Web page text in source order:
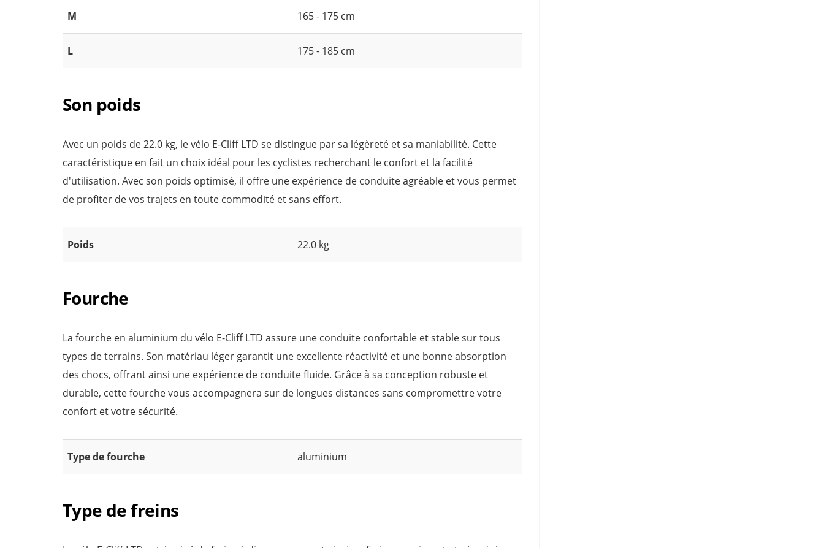
M 165 - 175 cm
L 175 - 185 cm
Son poids
Avec un poids de 22.0 kg, le vélo E-Cliff LTD se distingue par sa légèreté et sa maniabilité. Cette
caractéristique en fait un choix idéal pour les cyclistes recherchant le confort et la facilité
d'utilisation. Avec son poids optimisé, il offre une expérience de conduite agréable et vous permet
de profiter de vos trajets en toute commodité et sans effort.
Poids 22.0 kg
Fourche
La fourche en aluminium du vélo E-Cliff LTD assure une conduite confortable et stable sur tous
types de terrains. Son matériau léger garantit une excellente réactivité et une bonne absorption
des chocs, offrant ainsi une expérience de conduite fluide. Grâce à sa conception robuste et
durable, cette fourche vous accompagnera sur de longues distances sans compromettre votre
confort et votre sécurité.
Type de fourche aluminium
Type de freins